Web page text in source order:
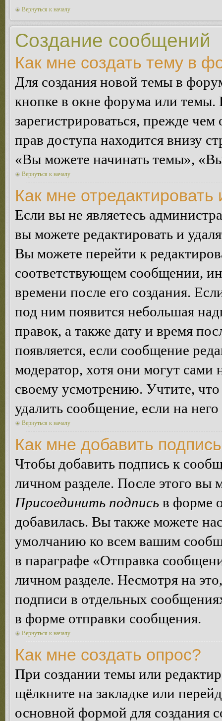
Вернуться к началу
Создание сообщений
Как мне создать тему в
Для создания новой темы в
кнопке в окне форума или
зарегистрироваться, прежде
прав доступа находится внизу
«Вы можете начинать темы»,
Вернуться к началу
Как мне
Если вы не являетесь
вы можете редактировать и
Вы можете перейти к
соответствующем сообщении,
времени после его создания.
под ним появится небольшая
правок, а также дату и время
появляется, если сообщение
модератор, хотя они могут сами
своему усмотрению. Учтите,
удалить сообщение, если на
Вернуться к началу
Как мне добавить
Чтобы добавить подпись к
личном разделе. После этого
Присоединить подпись в форме
добавилась. Вы также можете
умолчанию ко всем вашим
в параграфе «Отправка
личном разделе. Несмотря на
подписи в отдельных
в форме отправки сообщения.
Вернуться к началу
Как мне создать опрос?
При создании темы или
щёлкните на закладке или
основной формой для создания